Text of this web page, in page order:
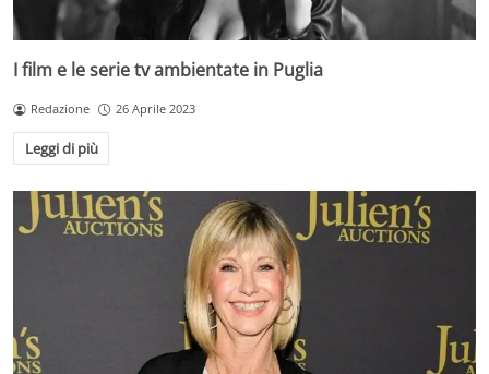
I film e le serie tv ambientate in Puglia
Redazione 26 Aprile 2023
Leggi di più